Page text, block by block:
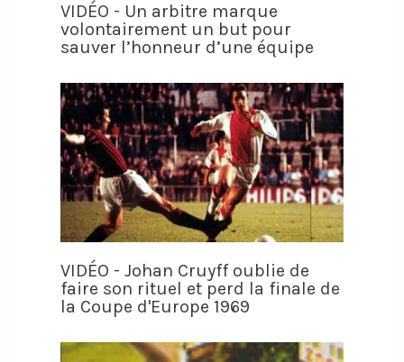
VIDÉO - Un arbitre marque
volontairement un but pour
sauver l’honneur d’une équipe
VIDÉO - Johan Cruyff oublie de
faire son rituel et perd la finale de
la Coupe d'Europe 1969